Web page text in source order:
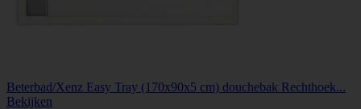
Beterbad/Xenz Easy Tray (170x90x5 cm) douchebak Rechthoek...
Bekijken